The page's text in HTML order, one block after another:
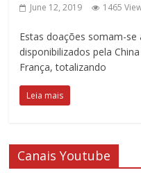
June 12, 2019 1465
Estas doações somam-
disponibilizados pela
França, totalizando
Leia mais
Canais Youtube